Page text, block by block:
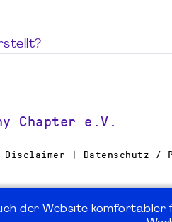
Chapter e.V.
| Datenschutz /
der Website